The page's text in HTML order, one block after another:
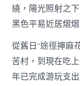
繞，陽光照射之
黑色平易近居熠熠
從舊日“途徑擰麻
苦村，到現在吃
年已完成游玩支